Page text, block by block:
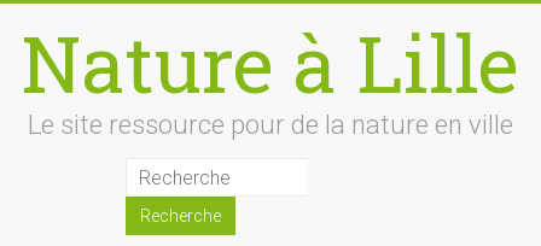
content
Nature à Lille
Le site ressource pour de la nature en ville